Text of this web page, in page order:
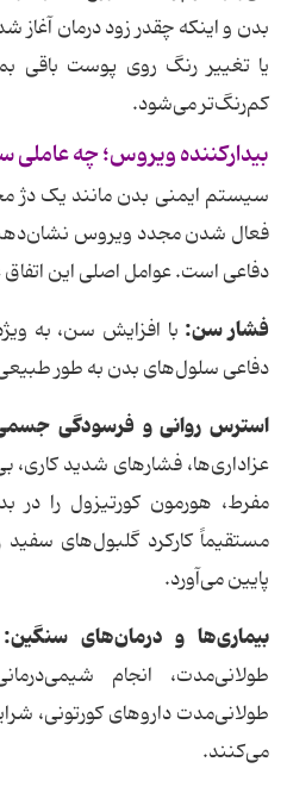
بدن و اینکه چقدر زود درمان
یا تغییر رنگ روی پوست باقی
کم‌رنگ‌تر می‌شود.
بیدارکننده ویروس؛ چه
سیستم ایمنی بدن مانند یک دژ
فعال شدن مجدد ویروس
دفاعی است. عوامل اصلی این اتفاق
فشار سن: با افزایش سن، به
دفاعی سلول‌های بدن به طور
استرس روانی و فرسودگی
عزاداری‌ها، فشارهای شدید
مفرط، هورمون کورتیزول را در
مستقیماً کارکرد گلبول‌های
پایین می‌آورد.
بیماری‌ها و درمان‌های سنگین:
طولانی‌مدت، انجام
طولانی‌مدت داروهای کورتونی،
می‌کنند.